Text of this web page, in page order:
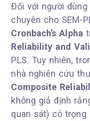
Đối với người dùng
chuyên cho SEM-
Cronbach’s Alpha
Reliability and
PLS. Tuy nhiên,
nhà nghiên cứu
Composite
không giả định
quan sát) có trọng